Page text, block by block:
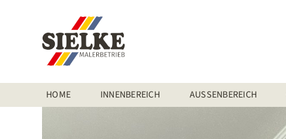
HOME INNENBEREICH AUSSENBEREICH